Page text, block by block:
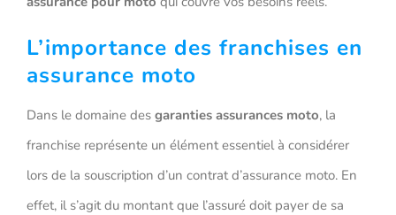
L’importance des franchises en
assurance moto
Dans le domaine des garanties assurances moto, la
franchise représente un élément essentiel à considérer
lors de la souscription d’un contrat d’assurance moto. En
effet, il s’agit du montant que l’assuré doit payer de sa